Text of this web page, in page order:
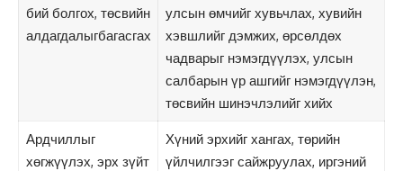
бий болгох, төсвийн
алдагдалыгбагасгах
улсын өмчийг хувьчлах, хувийн
хэвшлийг дэмжих, өрсөлдөх
чадварыг нэмэгдүүлэх, улсын
салбарын үр ашгийг нэмэгдүүлэн,
төсвийн шинэчлэлийг хийх
Ардчиллыг
хөгжүүлэх, эрх зүйт
Хүний эрхийг хангах, төрийн
үйлчилгээг сайжруулах, иргэний